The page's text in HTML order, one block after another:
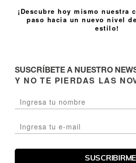
¡Descubre hoy mismo nuestra
paso hacia un nuevo nivel
estilo!
SUSCRÍBETE A NUESTRO
Y NO TE PIERDAS LAS